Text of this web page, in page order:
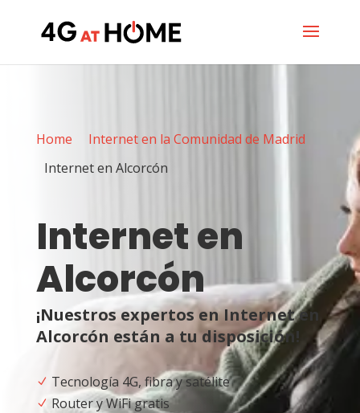
Home
Internet en la Comunidad de Madrid
Internet en Alcorcón
Internet en
Alcorcón
¡Nuestros expertos en Internet en
Alcorcón están a tu disposición!
N Tecnología 4G, fibra y satélite
N Router y WiFi gratis